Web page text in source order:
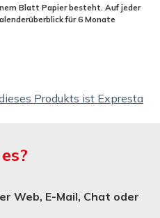
Blatt Papier besteht. Auf jeder
für 6 Monate
Produkts ist Expresta
Web, E-Mail, Chat oder